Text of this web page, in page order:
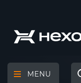
MENU